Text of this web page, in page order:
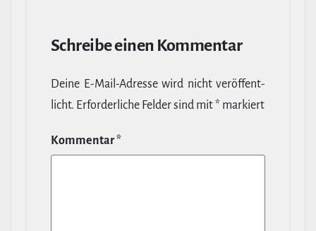
Schreibe einen Kommentar
Deine E‑Mail-​Adresse wird nicht ver­öf­fent­
licht. Erfor­der­liche Felder sind mit* markiert
Kommentar*